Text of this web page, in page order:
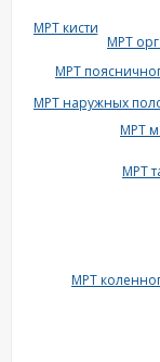
МРТ кисти
МРТ
МРТ
МРТ наружных
МРТ
МРТ
МРТ